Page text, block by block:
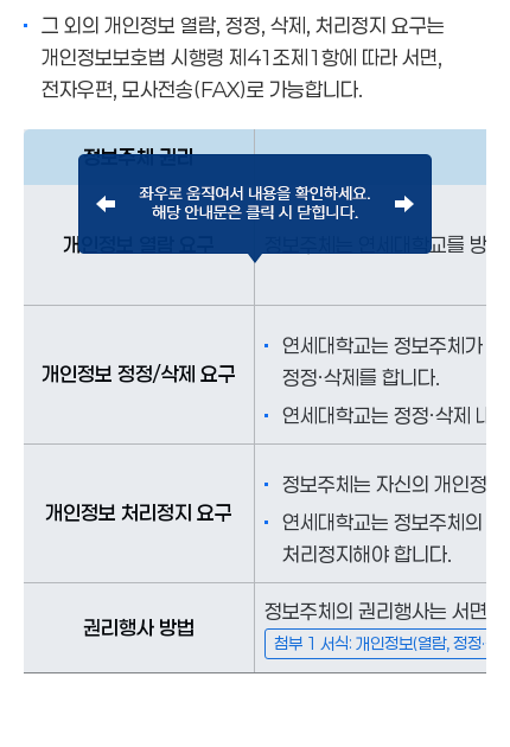
그 외의 개인정보 열람, 정정, 삭제, 처리정지 요구는
개인정보보호법 시행령 제41조제1항에 따라 서면,
전자우편, 모사전송(FAX)로 가능합니다.
정보주체 권리
개인정보 열람 요구 정보주체는 연세대학교를 방
개인정보 정정/삭제 요구
연세대학교는 정보주체가
정정ㆍ삭제를 합니다.
연세대학교는 정정ㆍ삭제
개인정보 처리정지 요구
정보주체는 자신의 개인정
연세대학교는 정보주체의
처리정지해야 합니다.
권리행사 방법
정보주체의 권리행사는 서면,
첨부 1 서식: 개인정보(열람, 정정·삭